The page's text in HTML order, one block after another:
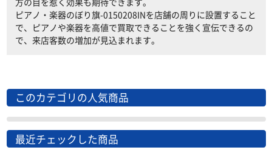
ピアノ・楽器のぼり旗-0150208INを店舗の周りに設置すること
で、ピアノや楽器を高値で買取できることを強く宣伝できるの
で、来店客数の増加が見込まれます。
このカテゴリの人気商品
最近チェックした商品